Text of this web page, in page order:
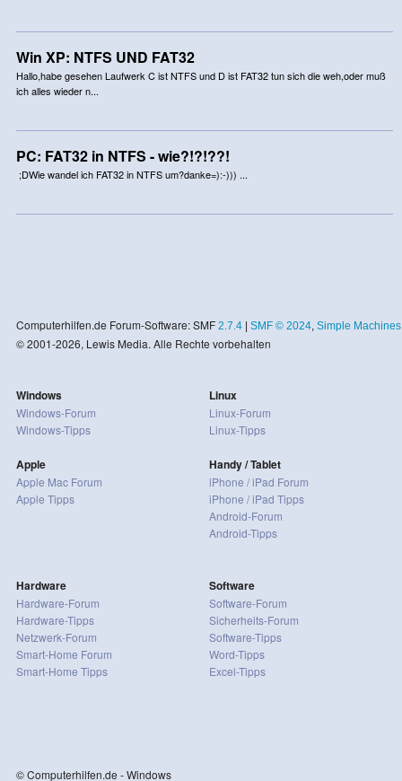
Win XP: NTFS UND FAT32
Hallo,habe gesehen Laufwerk C ist NTFS und D ist FAT32 tun sich die weh,oder muß
ich alles wieder n...
PC: FAT32 in NTFS - wie?!?!??!
;DWie wandel ich FAT32 in NTFS um?danke=):-))) ...
Computerhilfen.de Forum-Software: SMF 2.7.4| SMF © 2024, Simple Machines
© 2001-2026, Lewis Media. Alle Rechte vorbehalten
Windows
Windows-Forum
Windows-Tipps
Apple
Apple Mac Forum
Apple Tipps
Linux
Linux-Forum
Linux-Tipps
Handy / Tablet
iPhone / iPad Forum
iPhone / iPad Tipps
Android-Forum
Android-Tipps
Hardware
Hardware-Forum
Hardware-Tipps
Netzwerk-Forum
Smart-Home Forum
Smart-Home Tipps
Software
Software-Forum
Sicherheits-Forum
Software-Tipps
Word-Tipps
Excel-Tipps
© Computerhilfen.de - Windows